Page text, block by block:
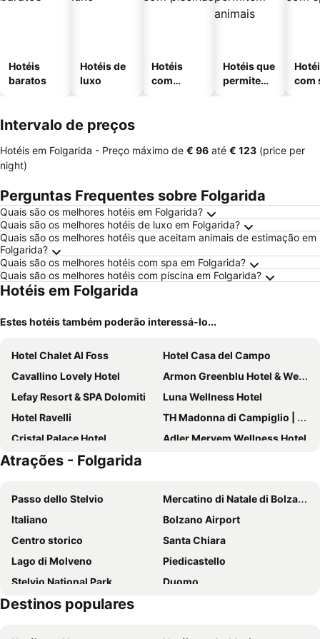
Hotéis
baratos
Hotéis de
luxo
Hotéis
com
Hotéis que
permitem
com
Intervalo de preços
Hotéis em Folgarida - Preço máximo de ‎€ 96 até ‎€ 123 (price per
night)
Perguntas Frequentes sobre Folgarida
Quais são os melhores hotéis em Folgarida?
Quais são os melhores hotéis de luxo em Folgarida?
Quais são os melhores hotéis que aceitam animais de estimação em
Folgarida?
Quais são os melhores hotéis com spa em Folgarida?
Quais são os melhores hotéis com piscina em Folgarida?
Hotéis em Folgarida
Estes hotéis também poderão interessá-lo...
Hotel Chalet Al Foss
Hotel Casa del Campo
Cavallino Lovely Hotel
Armon Greenblu Hotel & Wellness
Lefay Resort & SPA Dolomiti
Luna Wellness Hotel
Hotel Ravelli
TH Madonna di Campiglio | Golf Hotel
Cristal Palace Hotel
Adler Meryem Wellness Hotel
Belvedere
Hotel Lido - slow & natural living
Park Hotel
Hotel Dahu
Hotel Montana
Hotel Garni Caminetto
Hotel Crozzon
Hotel Betulla
Alpotel Dolomiten
Camping Dolomiti
Garni Sottobosco
Kaiserkrone Chalet & Spa
Atrações - Folgarida
Passo dello Stelvio
Mercatino di Natale di Bolzano
Italiano
Bolzano Airport
Centro storico
Santa Chiara
Lago di Molveno
Piedicastello
Stelvio National Park
Duomo
Waltherplatz
Destinos populares